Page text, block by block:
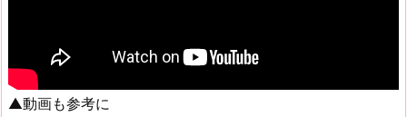
▲動画も参考に